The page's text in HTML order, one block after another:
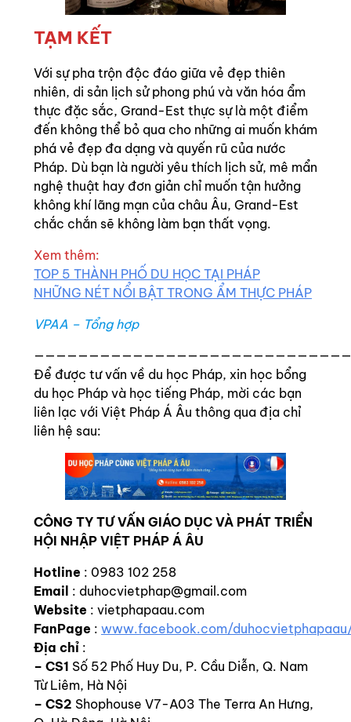
TẠM KẾT
Với sự pha trộn độc đáo giữa vẻ đẹp thiên
nhiên, di sản lịch sử phong phú và văn hóa ẩm
thực đặc sắc, Grand-Est thực sự là một điểm
đến không thể bỏ qua cho những ai muốn khám
phá vẻ đẹp đa dạng và quyến rũ của nước
Pháp. Dù bạn là người yêu thích lịch sử, mê mẩn
nghệ thuật hay đơn giản chỉ muốn tận hưởng
không khí lãng mạn của châu Âu, Grand-Est
chắc chắn sẽ không làm bạn thất vọng.
Xem thêm:
TOP 5 THÀNH PHỐ DU HỌC TẠI PHÁP
NHỮNG NÉT NỔI BẬT TRONG ẨM THỰC PHÁP
VPAA – Tổng hợp
Để được tư vấn về du học Pháp, xin học bổng
du học Pháp và học tiếng Pháp, mời các bạn
liên lạc với Việt Pháp Á Âu thông qua địa chỉ
liên hệ sau:
CÔNG TY TƯ VẤN GIÁO DỤC VÀ PHÁT TRIỂN
HỘI NHẬP VIỆT PHÁP Á ÂU
Hotline : 0983 102 258
Email : duhocvietphap@gmail.com
Website : vietphapaau.com
FanPage : www.facebook.com/
Địa chỉ :
– CS1 Số 52 Phố Huy Du, P. Cầu Diễn, Q. Nam
Từ Liêm, Hà Nội
– CS2 Shophouse V7-A03 The Terra An Hưng,